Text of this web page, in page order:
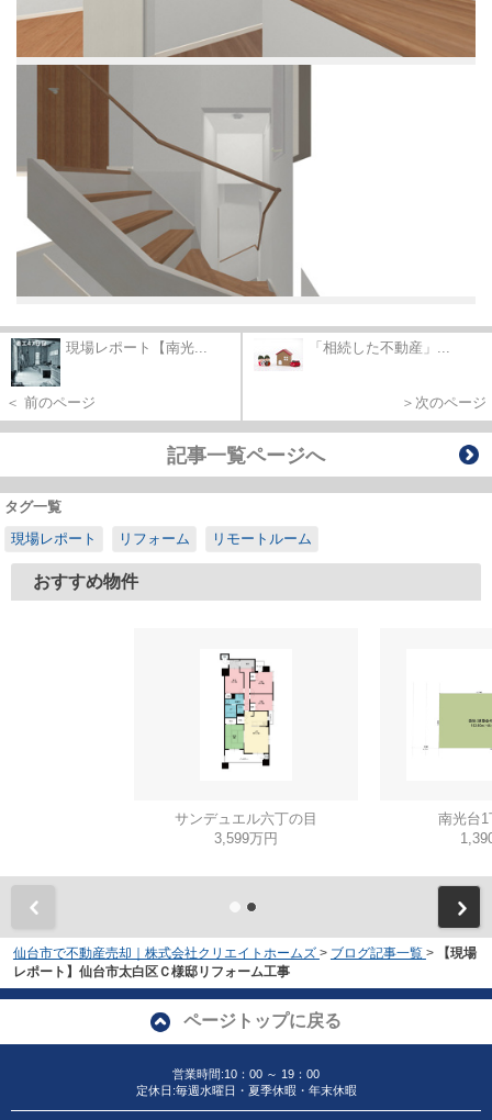
現場レポート【南光...
＜ 前のページ
「相続した不動産」...
＞次のページ
記事一覧ページへ
タグ一覧
現場レポート
リフォーム リモートルーム
おすすめ物件
サンデュエル六丁の目
3,599万円
南光台
仙台市で不動産売却｜株式会社クリエイトホームズ > ブログ記事一覧 >
【現場
レポート】仙台市太白区Ｃ様邸リフォーム工事
ページトップに戻る
営業時間:10：00 ～ 19：00
定休日:毎週水曜日・夏季休暇・年末休暇